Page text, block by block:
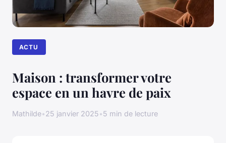
ACTU
Maison : transformer votre
espace en un havre de paix
Mathilde•25 janvier 2025•5 min de lecture